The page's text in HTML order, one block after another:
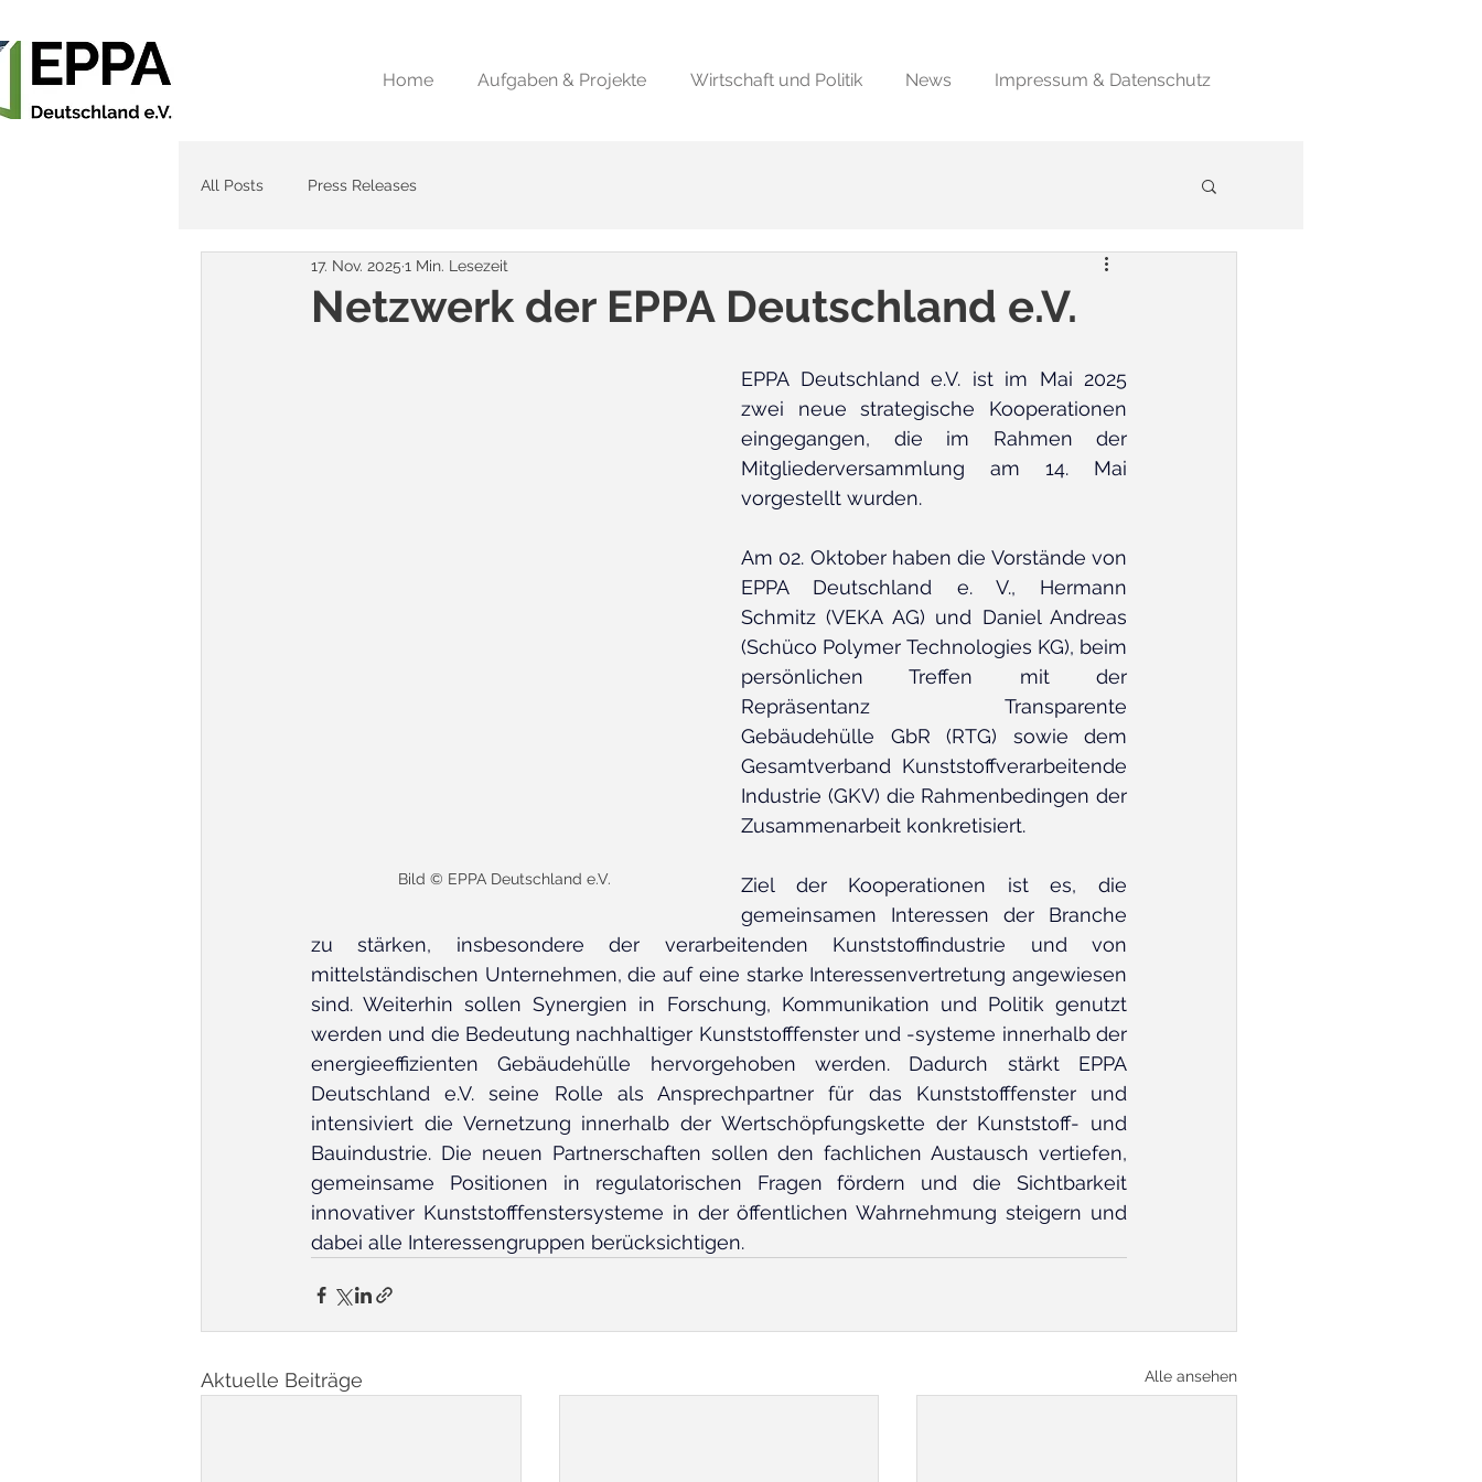
Home Aufgaben & Projekte Wirtschaft und Politik News Impressum & Datenschutz
All Posts Press Releases
Netzwerk der EPPA Deutschland e.V.
17. Nov. 2025 1 Min. Lesezeit
Bild © EPPA Deutschland e.V.
EPPA Deutschland e.V. ist im Mai 2025
zwei neue strategische Kooperationen
eingegangen, die im Rahmen der
Mitgliederversammlung am 14. Mai
vorgestellt wurden.
Am 02. Oktober haben die Vorstände von
EPPA Deutschland e. V., Hermann
Schmitz (VEKA AG) und Daniel Andreas
(Schüco Polymer Technologies KG), beim
persönlichen Treffen mit der
Repräsentanz Transparente
Gebäudehülle GbR (RTG) sowie dem
Gesamtverband Kunststoffverarbeitende
Industrie (GKV) die Rahmenbedingen der
Zusammenarbeit konkretisiert.
Ziel der Kooperationen ist es, die
gemeinsamen Interessen der Branche
zu stärken, insbesondere der verarbeitenden Kunststoffindustrie und von
mittelständischen Unternehmen, die auf eine starke Interessenvertretung angewiesen
sind. Weiterhin sollen Synergien in Forschung, Kommunikation und Politik genutzt
werden und die Bedeutung nachhaltiger Kunststofffenster und -systeme innerhalb der
energieeffizienten Gebäudehülle hervorgehoben werden. Dadurch stärkt EPPA
Deutschland e.V. seine Rolle als Ansprechpartner für das Kunststofffenster und
intensiviert die Vernetzung innerhalb der Wertschöpfungskette der Kunststoff- und
Bauindustrie. Die neuen Partnerschaften sollen den fachlichen Austausch vertiefen,
gemeinsame Positionen in regulatorischen Fragen fördern und die Sichtbarkeit
innovativer Kunststofffenstersysteme in der öffentlichen Wahrnehmung steigern und
dabei alle Interessengruppen berücksichtigen.
Aktuelle Beiträge Alle ansehen